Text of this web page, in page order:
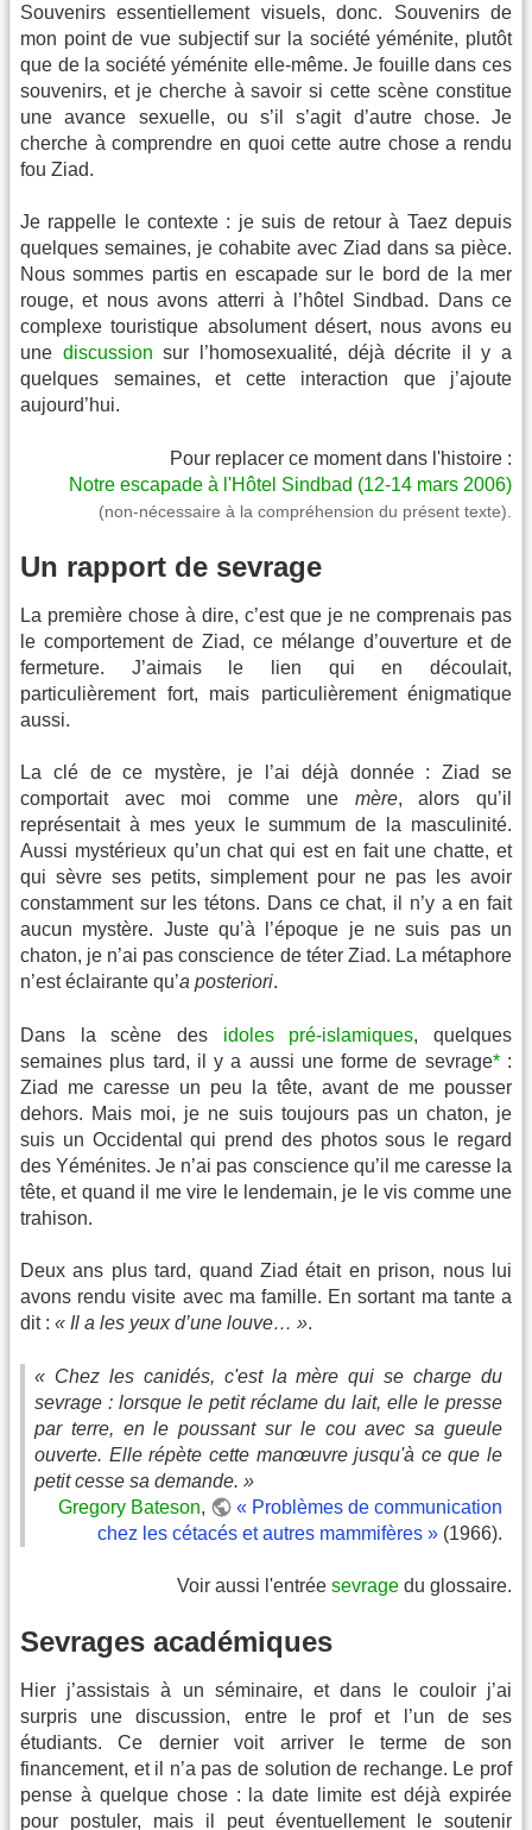
Souvenirs essentiellement visuels, donc. Souvenirs de
mon point de vue subjectif sur la société yéménite, plutôt
que de la société yéménite elle-même. Je fouille dans ces
souvenirs, et je cherche à savoir si cette scène constitue
une avance sexuelle, ou s’il s’agit d’autre chose. Je
cherche à comprendre en quoi cette autre chose a rendu
fou Ziad.
Je rappelle le contexte : je suis de retour à Taez depuis
quelques semaines, je cohabite avec Ziad dans sa pièce.
Nous sommes partis en escapade sur le bord de la mer
rouge, et nous avons atterri à l’hôtel Sindbad. Dans ce
complexe touristique absolument désert, nous avons eu
une discussion sur l’homosexualité, déjà décrite il y a
quelques semaines, et cette interaction que j’ajoute
aujourd’hui.
Pour replacer ce moment dans l'histoire :
Notre escapade à l'Hôtel Sindbad (12-14 mars 2006)
(non-nécessaire à la compréhension du présent texte).
Un rapport de sevrage
La première chose à dire, c’est que je ne comprenais pas
le comportement de Ziad, ce mélange d’ouverture et de
fermeture. J’aimais le lien qui en découlait,
particulièrement fort, mais particulièrement énigmatique
aussi.
La clé de ce mystère, je l’ai déjà donnée : Ziad se
comportait avec moi comme une mère, alors qu’il
représentait à mes yeux le summum de la masculinité.
Aussi mystérieux qu’un chat qui est en fait une chatte, et
qui sèvre ses petits, simplement pour ne pas les avoir
constamment sur les tétons. Dans ce chat, il n’y a en fait
aucun mystère. Juste qu’à l’époque je ne suis pas un
chaton, je n’ai pas conscience de téter Ziad. La métaphore
n’est éclairante qu’a posteriori.
Dans la scène des idoles pré-islamiques, quelques
semaines plus tard, il y a aussi une forme de sevrage*:
Ziad me caresse un peu la tête, avant de me pousser
dehors. Mais moi, je ne suis toujours pas un chaton, je
suis un Occidental qui prend des photos sous le regard
des Yéménites. Je n’ai pas conscience qu’il me caresse la
tête, et quand il me vire le lendemain, je le vis comme une
trahison.
Deux ans plus tard, quand Ziad était en prison, nous lui
avons rendu visite avec ma famille. En sortant ma tante a
dit : « Il a les yeux d’une louve… ».
« Chez les canidés, c'est la mère qui se charge du
sevrage : lorsque le petit réclame du lait, elle le presse
par terre, en le poussant sur le cou avec sa gueule
ouverte. Elle répète cette manœuvre jusqu'à ce que le
petit cesse sa demande. »
Gregory Bateson,
« Problèmes de communication
chez les cétacés et autres mammifères » (1966).
Voir aussi l'entrée sevrage du glossaire.
Sevrages académiques
Hier j’assistais à un séminaire, et dans le couloir j’ai
surpris une discussion, entre le prof et l’un de ses
étudiants. Ce dernier voit arriver le terme de son
financement, et il n’a pas de solution de rechange. Le prof
pense à quelque chose : la date limite est déjà expirée
pour postuler, mais il peut éventuellement le soutenir